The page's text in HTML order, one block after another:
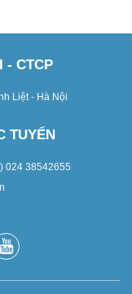
- CTCP
Liệt - Hà Nội
TUYẾN
024 38542655